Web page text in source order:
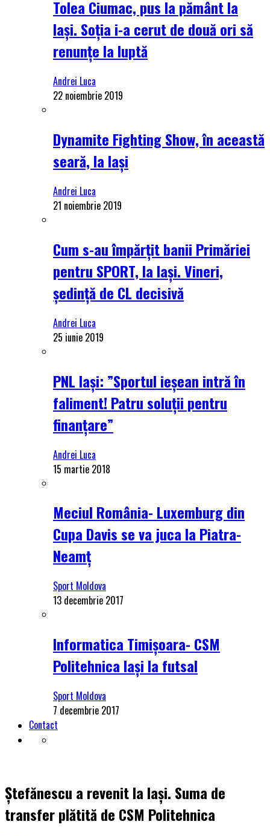
Tolea Ciumac, pus la pământ la
Iași. Soția i-a cerut de două ori să
renunțe la luptă
Andrei Luca
22 noiembrie 2019
Dynamite Fighting Show, în această
seară, la Iași
Andrei Luca
21 noiembrie 2019
Cum s-au împărțit banii Primăriei
pentru SPORT, la Iași. Vineri,
ședință de CL decisivă
Andrei Luca
25 iunie 2019
PNL Iași: ”Sportul ieșean intră în
faliment! Patru soluții pentru
finanțare”
Andrei Luca
15 martie 2018
Meciul România- Luxemburg din
Cupa Davis se va juca la Piatra-
Neamț
Sport Moldova
13 decembrie 2017
Informatica Timișoara- CSM
Politehnica Iași la futsal
Sport Moldova
7 decembrie 2017
Contact
Ștefănescu a revenit la Iași. Suma de
transfer plătită de CSM Politehnica